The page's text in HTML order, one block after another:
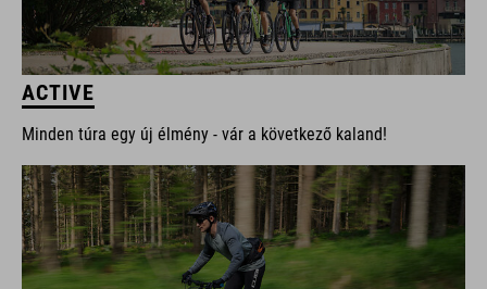
ACTIVE
Minden túra egy új élmény - vár a következő kaland!